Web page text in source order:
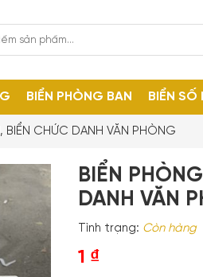
BIỂN PHÒNG BAN BIỂN SỐ
BIỂN CHỨC DANH VĂN PHÒNG
BIỂN
DANH VĂN
Tình trạng: Còn hàng
1 ₫